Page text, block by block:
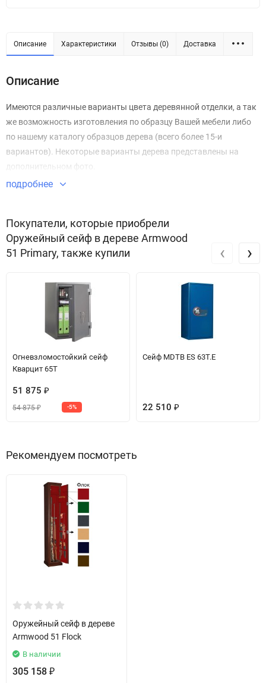
Описание Характеристики Отзывы (0) Доставка
Описание
Имеются различные варианты цвета деревянной отделки, а так
же возможность изготовления по образцу Вашей мебели либо
по нашему каталогу образцов дерева (всего более 15-и
вариантов). Некоторые варианты дерева представлены на
дополнительном фото.
подробнее
Покупатели, которые приобрели
Оружейный сейф в дереве Armwood
51 Primary, также купили
Огневзломостойкий сейф
Кварцит 65T
51 875 ₽
54 875₽ -5%
Сейф МDТВ ES 63T.E
22 510 ₽
‹ ›
Рекомендуем посмотреть
Оружейный сейф в дереве
Armwood 51 Flock
В наличии
305 158 ₽